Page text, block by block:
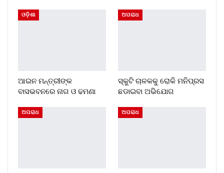
ଓଡ଼ିଶା
ଆଇନ ମନ୍ତ୍ରୀଙ୍କ
ବାସଭବନରେ ନାଗ ଓ ଢମଣା
ଅପରାଧ
ସ୍କୁଟି ଚାଳକକୁ ରୋକି ମନିପ୍ରସ
ଛଡାଇବା ଅଭିଯୋଗ
ଅପରାଧ ଅପରାଧ